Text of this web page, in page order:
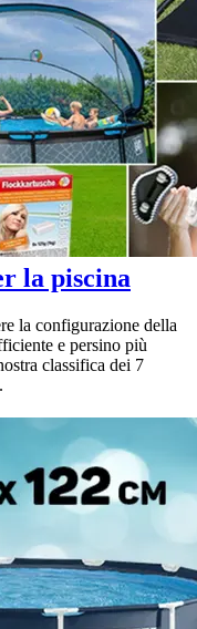
la piscina
la configurazione della
e persino più
classifica dei 7